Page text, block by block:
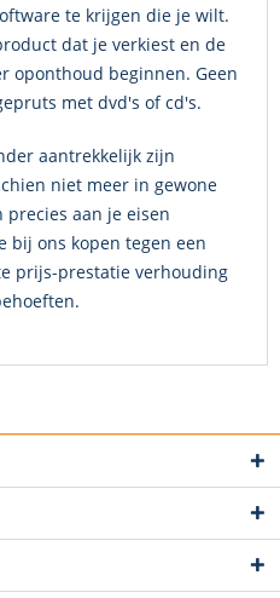
te krijgen die je wilt.
dat je verkiest en de
oponthoud beginnen. Geen
met dvd's of cd's.
aantrekkelijk zijn
niet meer in gewone
aan je eisen
bij ons kopen tegen een
prijs-prestatie verhouding